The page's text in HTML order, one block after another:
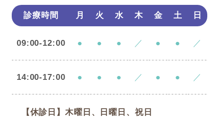
診療時間 月 火 水 木 金 土 日
09:00-12:00 ● ● ● ／ ● ● ／
14:00-17:00 ● ● ● ／ ● ● ／
【休診日】木曜日、日曜日、祝日